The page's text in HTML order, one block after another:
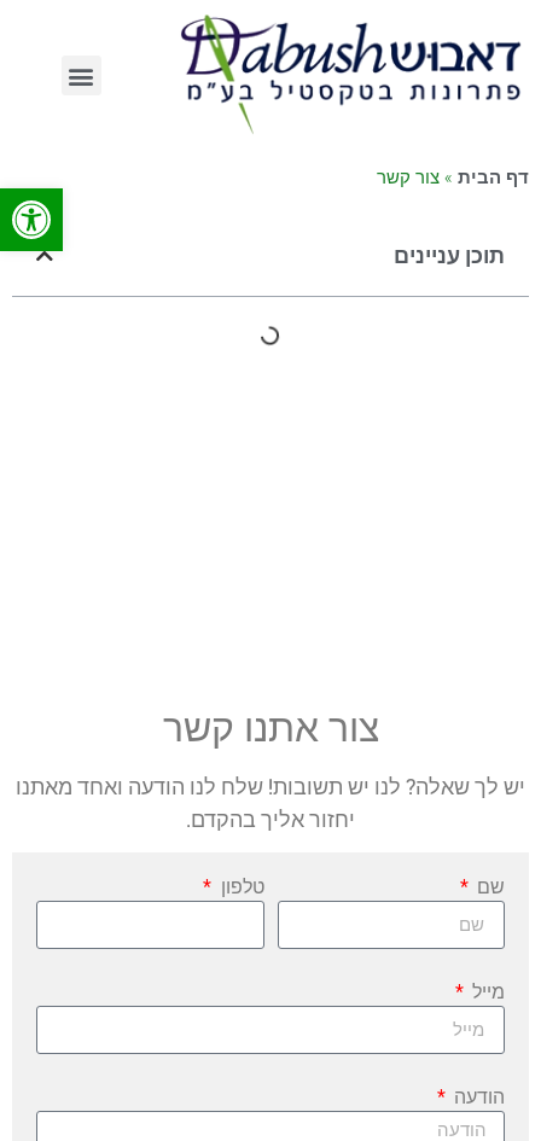
פתח דף הבית » צור קשר
תוכן עניינים
צור קשר
יש לך שאלה או תגובה? שלח לנו
הודעה
צור אתנו קשר
יש לך שאלה? לנו יש תשובות! שלח לנו הודעה ואחד מאתנו
יחזור אליך בהקדם.
שם טלפון
מייל
הודעה